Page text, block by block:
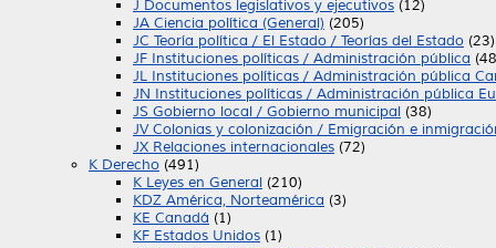
J Documentos legislativos y ejecutivos (12)
JA Ciencia política (General) (205)
JC Teoría política / El Estado / Teorías del Estado (23)
JF Instituciones políticas / Administración pública
JL Instituciones políticas / Administración pública
JN Instituciones políticas / Administración pública
JS Gobierno local / Gobierno municipal (38)
JV Colonias y colonización / Emigración e
JX Relaciones internacionales (72)
K Derecho (491)
K Leyes en General (210)
KDZ América, Norteamérica (3)
KE Canadá (1)
KF Estados Unidos (1)